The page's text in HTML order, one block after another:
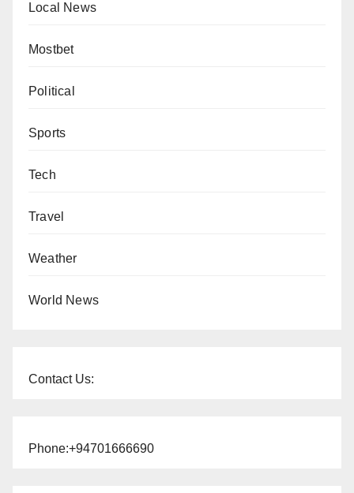
Local News
Mostbet
Political
Sports
Tech
Travel
Weather
World News
Contact Us:
Phone:+94701666690